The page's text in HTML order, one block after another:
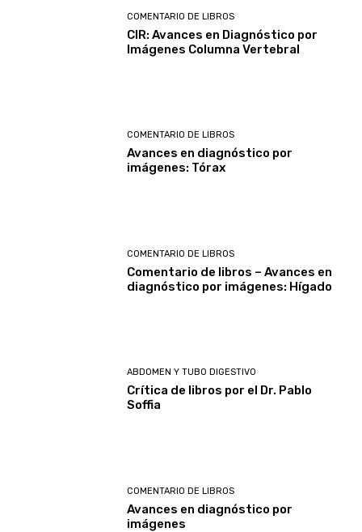
COMENTARIO DE LIBROS
CIR: Avances en Diagnóstico por
Imágenes Columna Vertebral
COMENTARIO DE LIBROS
Avances en diagnóstico por
imágenes: Tórax
COMENTARIO DE LIBROS
Comentario de libros – Avances en
diagnóstico por imágenes: Hígado
ABDOMEN Y TUBO DIGESTIVO
Crítica de libros por el Dr. Pablo
Soffia
COMENTARIO DE LIBROS
Avances en diagnóstico por
imágenes